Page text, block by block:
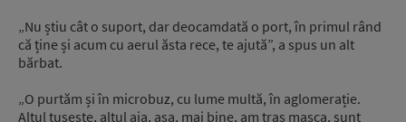
„Nu știu cât o suport, dar deocamdată o port, în primul rând
că ține și acum cu aerul ăsta rece, te ajută”, a spus un alt
bărbat.
„O purtăm și în microbuz, cu lume multă, în aglomerație.
Altul tușește, altul aia, așa, mai bine, am tras masca, sunt